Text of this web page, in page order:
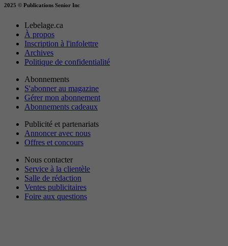
2025 © Publications Senior Inc
Lebelage.ca
À propos
Inscription à l'infolettre
Archives
Politique de confidentialité
Abonnements
S'abonner au magazine
Gérer mon abonnement
Abonnements cadeaux
Publicité et partenariats
Annoncer avec nous
Offres et concours
Nous contacter
Service à la clientèle
Salle de rédaction
Ventes publicitaires
Foire aux questions